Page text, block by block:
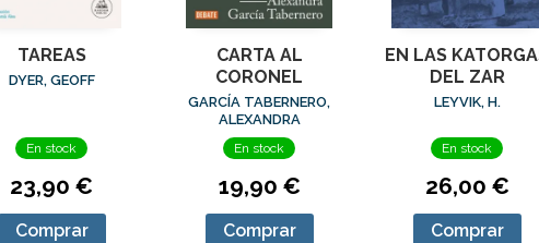
TAREAS
DYER, GEOFF
En stock
23,90 €
Comprar
CARTA AL
CORONEL
GARCÍA TABERNERO,
ALEXANDRA
En stock
19,90 €
Comprar
EN LAS
DEL ZAR
LEYVIK, H.
En stock
26,00 €
Comprar